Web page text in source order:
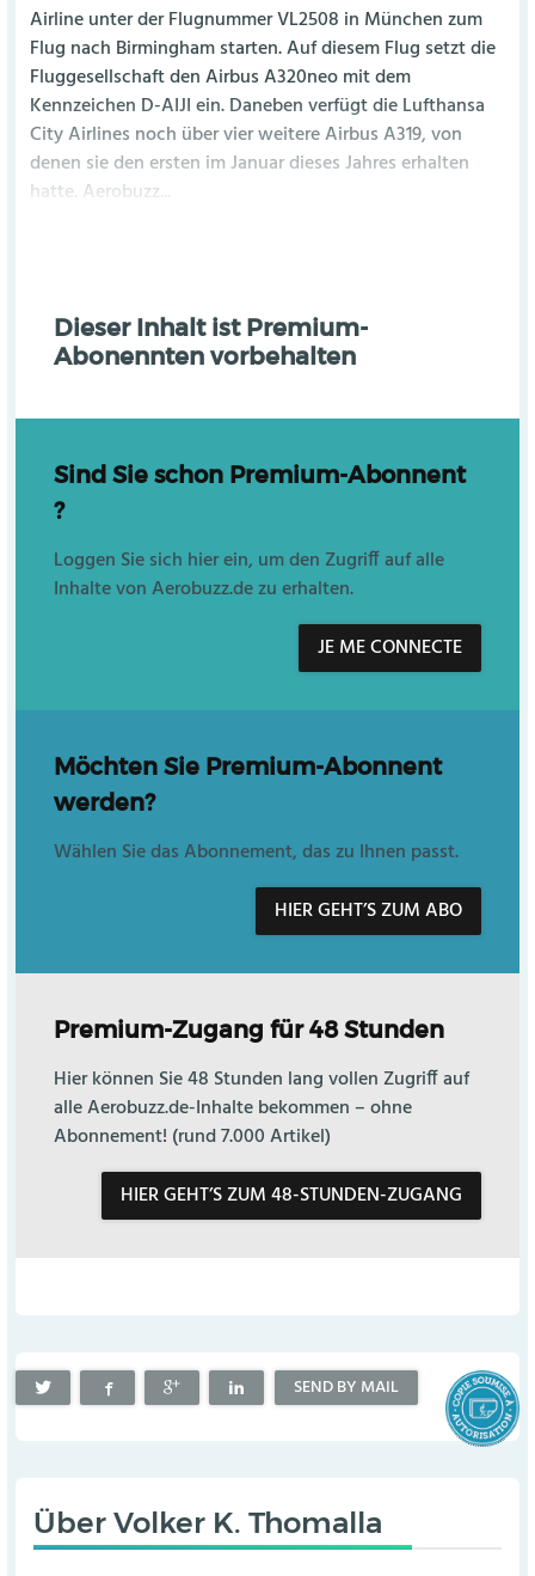
Airline unter der Flugnummer VL2508 in München zum
Flug nach Birmingham starten. Auf diesem Flug setzt die
Fluggesellschaft den Airbus A320neo mit dem
Kennzeichen D-AIJI ein. Daneben verfügt die Lufthansa
City Airlines noch über vier weitere Airbus A319, von
denen sie den ersten im Januar dieses Jahres erhalten
hatte. Aerobuzz...
Dieser Inhalt ist Premium-
Abonennten vorbehalten
Sind Sie schon Premium-Abonnent
?
Loggen Sie sich hier ein, um den Zugriff auf alle
Inhalte von Aerobuzz.de zu erhalten.
JE ME CONNECTE
Möchten Sie Premium-Abonnent
werden?
Wählen Sie das Abonnement, das zu Ihnen passt.
HIER GEHT’S ZUM ABO
Premium-Zugang für 48 Stunden
Hier können Sie 48 Stunden lang vollen Zugriff auf
alle Aerobuzz.de-Inhalte bekommen – ohne
Abonnement! (rund 7.000 Artikel)
HIER GEHT’S ZUM 48-STUNDEN-ZUGANG
SEND BY MAIL
ÜberVolker K. Thomalla